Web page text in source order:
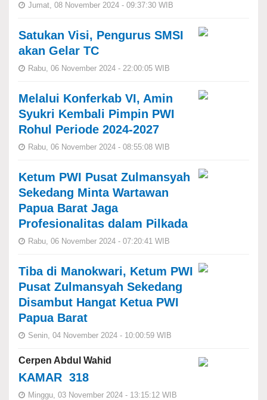
Jumat, 08 November 2024 - 09:37:30 WIB
Satukan Visi, Pengurus SMSI
akan Gelar TC
Rabu, 06 November 2024 - 22:00:05 WIB
Melalui Konferkab VI, Amin
Syukri Kembali Pimpin PWI
Rohul Periode 2024-2027
Rabu, 06 November 2024 - 08:55:08 WIB
Ketum PWI Pusat Zulmansyah
Sekedang Minta Wartawan
Papua Barat Jaga
Profesionalitas dalam Pilkada
Rabu, 06 November 2024 - 07:20:41 WIB
Tiba di Manokwari, Ketum PWI
Pusat Zulmansyah Sekedang
Disambut Hangat Ketua PWI
Papua Barat
Senin, 04 November 2024 - 10:00:59 WIB
Cerpen Abdul Wahid
KAMAR 318
Minggu, 03 November 2024 - 13:15:12 WIB